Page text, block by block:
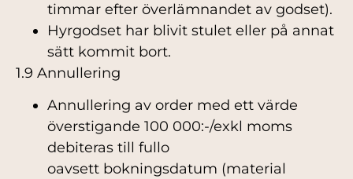
timmar efter överlämnandet av godset).
Hyrgodset har blivit stulet eller på annat
sätt kommit bort.
1.9 Annullering
Annullering av order med ett värde
överstigande 100 000:-/exkl moms
debiteras till fullo
oavsett bokningsdatum (material